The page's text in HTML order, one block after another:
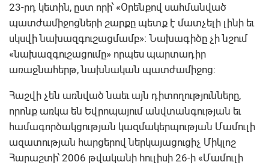
23-րդ կետին, ըստ որի՝ «Օրենքով սահմանված
պատժամիջոցների շարքը պետք է մատչելի լինի եւ
սկսվի նախազգուշացմամբ»։ Նախագիծը չի նշում
«նախազգուշացումը» որպես պարտադիր
առաջնահերթ, նախնական պատժամիջոց:
Հաշվի չեն առնված նաեւ այն դիտողությունները,
որոնք առկա են Եվրոպայում անվտանգության եւ
համագործակցության կազմակերպության Մամուլի
ազատության հարցերով ներկայացուցիչ Միկլոշ
Հարաշտի՝ 2006 թվականի հուլիսի 26-ի «Մամուլի